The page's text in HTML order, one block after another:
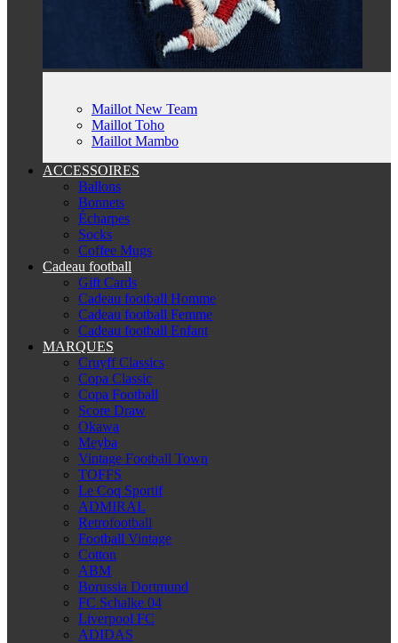
Maillot New Team
Maillot Toho
Maillot Mambo
ACCESSOIRES
Ballons
Bonnets
Écharpes
Socks
Coffee Mugs
Cadeau football
Gift Cards
Cadeau football Homme
Cadeau football Femme
Cadeau football Enfant
MARQUES
Cruyff Classics
Copa Classic
Copa Football
Score Draw
Okawa
Meyba
Vintage Football Town
TOFFS
Le Coq Sportif
ADMIRAL
Retrofootball
Football Vintage
Cotton
ABM
Borussia Dortmund
FC Schalke 04
Liverpool FC
ADIDAS